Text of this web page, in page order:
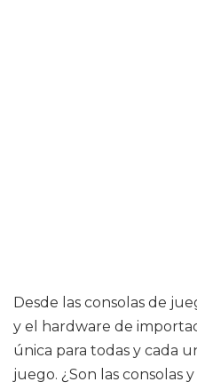
Desde las consolas de
y el hardware de
única para todas y cada
juego. ¿Son las consolas